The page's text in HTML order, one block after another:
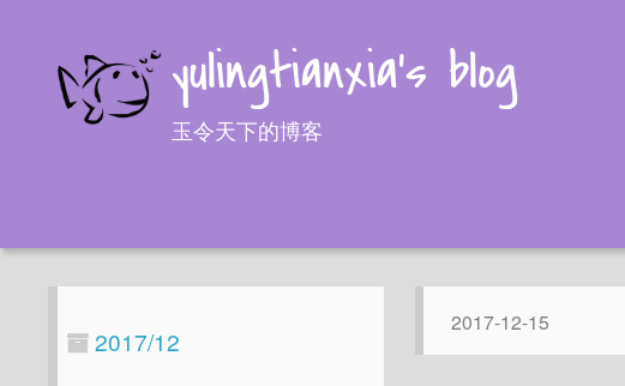
yulingtianxia's blog
玉令天下的博客
2017/12
2017-12-15